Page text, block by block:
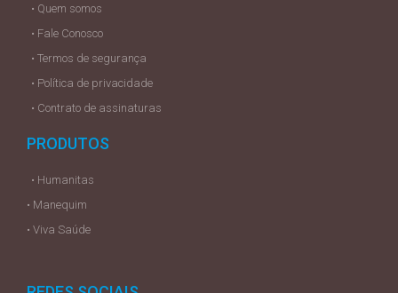
• Quem somos
• Fale Conosco
• Termos de segurança
• Política de privacidade
• Contrato de assinaturas
PRODUTOS
• Humanitas
• Manequim
• Viva Saúde